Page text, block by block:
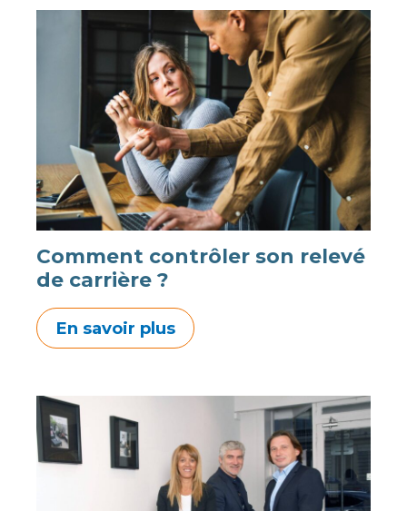
Comment contrôler son relevé
de carrière ?
En savoir plus